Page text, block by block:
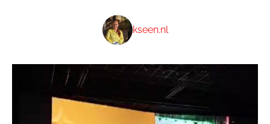
kseen.nl